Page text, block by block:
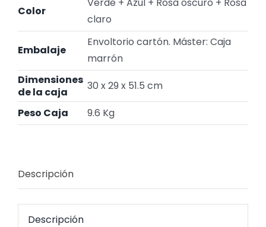
Color
claro
Embalaje
Envoltorio cartón. Máster: Caja
marrón
Dimensiones
de la caja
30 x 29 x 51.5 cm
Peso Caja
9.6 Kg
Descripción
Descripción